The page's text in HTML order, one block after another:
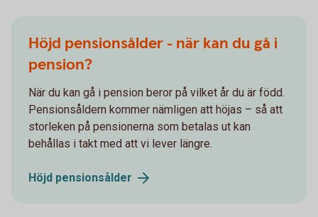
Höjd pensionsålder - när kan du gå i
pension?
När du kan gå i pension beror på vilket år du är född.
Pensionsåldern kommer nämligen att höjas – så att
storleken på pensionerna som betalas ut kan
behållas i takt med att vi lever längre.
Höjd pensionsålder